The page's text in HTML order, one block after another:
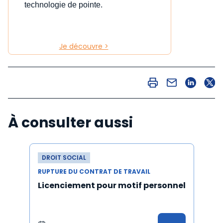
technologie de pointe.
Je découvre >
À consulter aussi
DROIT SOCIAL
RUPTURE DU CONTRAT DE TRAVAIL
Licenciement pour motif personnel